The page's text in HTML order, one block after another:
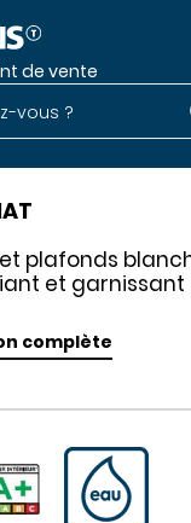
des magasins
de vente
le site
plafonds
et garnissant
complète